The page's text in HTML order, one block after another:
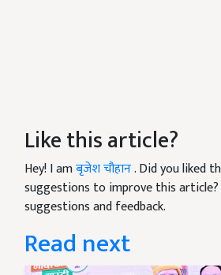
Like this article?
Hey! I amबृजेश चौहान. Did you liked
suggestions to improve this article?
suggestions and feedback.
Read next